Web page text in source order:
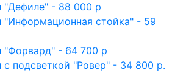
"Дефиле" - 88 000 р
"Информационная стойка" - 59
"Форвард" - 64 700 р
с подсветкой "Ровер" - 34 800 р.